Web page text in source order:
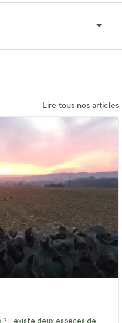
Lire tous nos articles